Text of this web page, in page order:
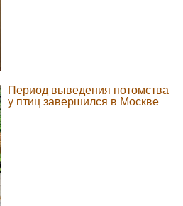
Период выведения потомства
у птиц завершился в Москве